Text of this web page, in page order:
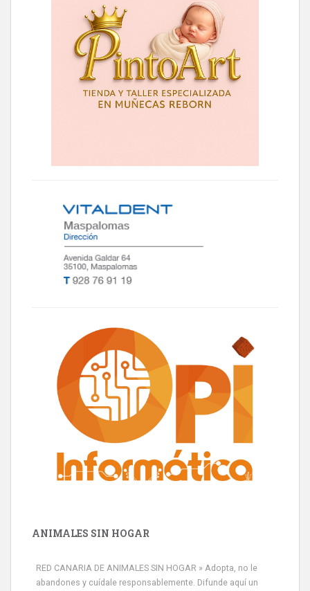
ANIMALES SIN HOGAR
RED CANARIA DE ANIMALES SIN HOGAR » Adopta, no le
abandones y cuídale responsablemente. Difunde aquí un